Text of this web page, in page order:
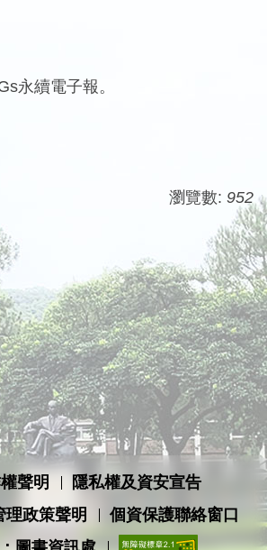
永續電子報。
瀏覽數: 952
聲明
隱私權及資安宣告
理政策聲明
個資保護聯絡窗口